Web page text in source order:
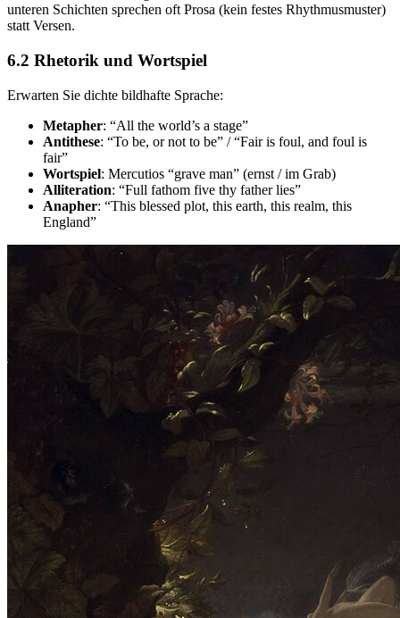
unteren Schichten sprechen oft Prosa (kein festes Rhythmusmuster)
statt Versen.
6.2 Rhetorik und Wortspiel
Erwarten Sie dichte bildhafte Sprache:
Metapher: “All the world’s a stage”
Antithese: “To be, or not to be” / “Fair is foul, and foul is
fair”
Wortspiel: Mercutios “grave man” (ernst / im Grab)
Alliteration: “Full fathom five thy father lies”
Anapher: “This blessed plot, this earth, this realm, this
England”